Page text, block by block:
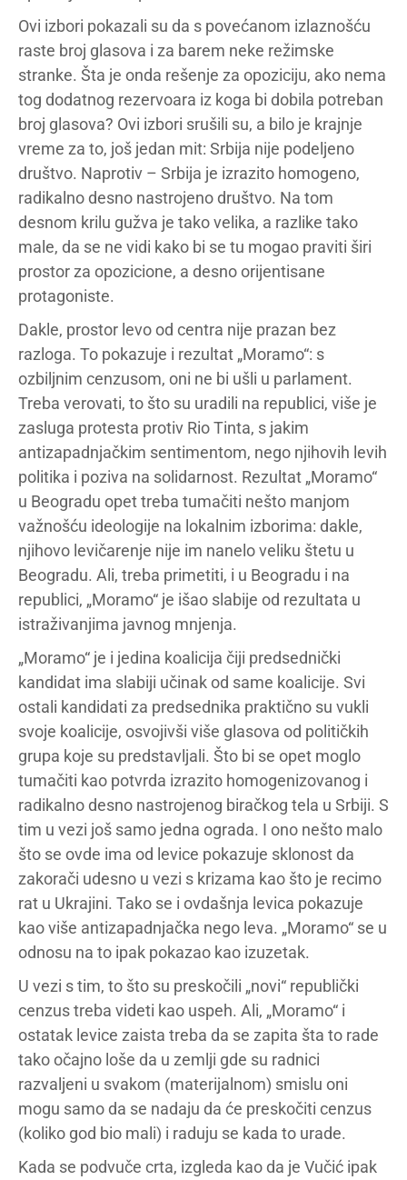
Ovi izbori pokazali su da s povećanom izlaznošću
raste broj glasova i za barem neke režimske
stranke. Šta je onda rešenje za opoziciju, ako nema
tog dodatnog rezervoara iz koga bi dobila potreban
broj glasova? Ovi izbori srušili su, a bilo je krajnje
vreme za to, još jedan mit: Srbija nije podeljeno
društvo. Naprotiv – Srbija je izrazito homogeno,
radikalno desno nastrojeno društvo. Na tom
desnom krilu gužva je tako velika, a razlike tako
male, da se ne vidi kako bi se tu mogao praviti širi
prostor za opozicione, a desno orijentisane
protagoniste.
Dakle, prostor levo od centra nije prazan bez
razloga. To pokazuje i rezultat „Moramo“: s
ozbiljnim cenzusom, oni ne bi ušli u parlament.
Treba verovati, to što su uradili na republici, više je
zasluga protesta protiv Rio Tinta, s jakim
antizapadnjačkim sentimentom, nego njihovih levih
politika i poziva na solidarnost. Rezultat „Moramo“
u Beogradu opet treba tumačiti nešto manjom
važnošću ideologije na lokalnim izborima: dakle,
njihovo levičarenje nije im nanelo veliku štetu u
Beogradu. Ali, treba primetiti, i u Beogradu i na
republici, „Moramo“ je išao slabije od rezultata u
istraživanjima javnog mnjenja.
„Moramo“ je i jedina koalicija čiji predsednički
kandidat ima slabiji učinak od same koalicije. Svi
ostali kandidati za predsednika praktično su vukli
svoje koalicije, osvojivši više glasova od političkih
grupa koje su predstavljali. Što bi se opet moglo
tumačiti kao potvrda izrazito homogenizovanog i
radikalno desno nastrojenog biračkog tela u Srbiji. S
tim u vezi još samo jedna ograda. I ono nešto malo
što se ovde ima od levice pokazuje sklonost da
zakorači udesno u vezi s krizama kao što je recimo
rat u Ukrajini. Tako se i ovdašnja levica pokazuje
kao više antizapadnjačka nego leva. „Moramo“ se u
odnosu na to ipak pokazao kao izuzetak.
U vezi s tim, to što su preskočili „novi“ republički
cenzus treba videti kao uspeh. Ali, „Moramo“ i
ostatak levice zaista treba da se zapita šta to rade
tako očajno loše da u zemlji gde su radnici
razvaljeni u svakom (materijalnom) smislu oni
mogu samo da se nadaju da će preskočiti cenzus
(koliko god bio mali) i raduju se kada to urade.
Kada se podvuče crta, izgleda kao da je Vučić ipak